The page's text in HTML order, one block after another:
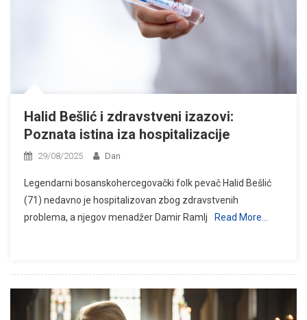
Halid Bešlić i zdravstveni izazovi:
Poznata istina iza hospitalizacije
29/08/2025 Dan
Legendarni bosanskohercegovački folk pevač Halid Bešlić
(71) nedavno je hospitalizovan zbog zdravstvenih
problema, a njegov menadžer Damir Ramlj
Read More…